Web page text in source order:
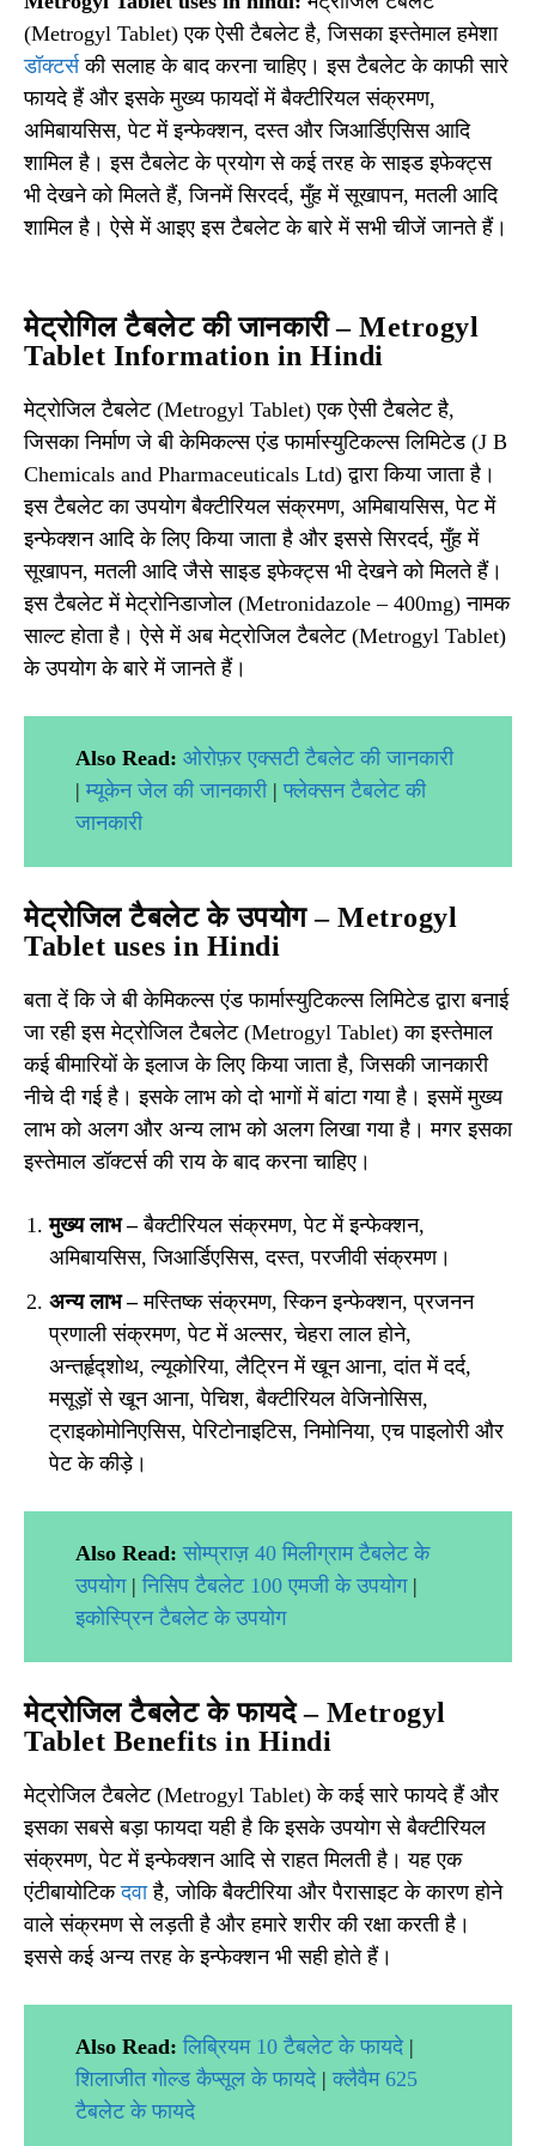
(Metrogyl Tablet) एक ऐसी टैबलेट है, जिसका इस्तेमाल हमेशा
डॉक्टर्सकी सलाह के बाद करना चाहिए। इस टैबलेट के काफी सारे
फायदे हैं और इसके मुख्य फायदों में बैक्टीरियल संक्रमण,
अमिबायसिस, पेट में इन्फेक्शन, दस्त और जिआर्डिएसिस आदि
शामिल है। इस टैबलेट के प्रयोग से कई तरह के साइड इफेक्ट्स
भी देखने को मिलते हैं, जिनमें सिरदर्द, मुँह में सूखापन, मतली आदि
शामिल है। ऐसे में आइए इस टैबलेट के बारे में सभी चीजें जानते हैं।
मेट्रोगिल टैबलेट की जानकारी – Metrogyl
Tablet Information in Hindi
मेट्रोजिल टैबलेट (Metrogyl Tablet) एक ऐसी टैबलेट है,
जिसका निर्माण जे बी केमिकल्स एंड फार्मास्युटिकल्स लिमिटेड (J B
Chemicals and Pharmaceuticals Ltd) द्वारा किया जाता है।
इस टैबलेट का उपयोग बैक्टीरियल संक्रमण, अमिबायसिस, पेट में
इन्फेक्शन आदि के लिए किया जाता है और इससे सिरदर्द, मुँह में
सूखापन, मतली आदि जैसे साइड इफेक्ट्स भी देखने को मिलते हैं।
इस टैबलेट में मेट्रोनिडाजोल (Metronidazole – 400mg) नामक
साल्ट होता है। ऐसे में अब मेट्रोजिल टैबलेट (Metrogyl Tablet)
के उपयोग के बारे में जानते हैं।
Also Read: ओरोफ़र एक्सटी टैबलेट की जानकारी
| म्यूकेन जेल की जानकारी| फ्लेक्सन टैबलेट की
जानकारी
मेट्रोजिल टैबलेट के उपयोग – Metrogyl
Tablet uses in Hindi
बता दें कि जे बी केमिकल्स एंड फार्मास्युटिकल्स लिमिटेड द्वारा बनाई
जा रही इस मेट्रोजिल टैबलेट (Metrogyl Tablet) का इस्तेमाल
कई बीमारियों के इलाज के लिए किया जाता है, जिसकी जानकारी
नीचे दी गई है। इसके लाभ को दो भागों में बांटा गया है। इसमें मुख्य
लाभ को अलग और अन्य लाभ को अलग लिखा गया है। मगर इसका
इस्तेमाल डॉक्टर्स की राय के बाद करना चाहिए।
मुख्य लाभ –बैक्टीरियल संक्रमण, पेट में इन्फेक्शन,
अमिबायसिस, जिआर्डिएसिस, दस्त, परजीवी संक्रमण।
अन्य लाभ –मस्तिष्क संक्रमण, स्किन इन्फेक्शन, प्रजनन
प्रणाली संक्रमण, पेट में अल्सर, चेहरा लाल होने,
अन्तर्हृद्शोथ, ल्यूकोरिया, लैट्रिन में खून आना, दांत में दर्द,
मसूड़ों से खून आना, पेचिश, बैक्टीरियल वेजिनोसिस,
ट्राइकोमोनिएसिस, पेरिटोनाइटिस, निमोनिया, एच पाइलोरी और
पेट के कीड़े।
Also Read: सोम्प्राज़ 40 मिलीग्राम टैबलेट के
उपयोग| निसिप टैबलेट 100 एमजी के उपयोग|
इकोस्प्रिन टैबलेट के उपयोग
मेट्रोजिल टैबलेट के फायदे – Metrogyl
Tablet Benefits in Hindi
मेट्रोजिल टैबलेट (Metrogyl Tablet) के कई सारे फायदे हैं और
इसका सबसे बड़ा फायदा यही है कि इसके उपयोग से बैक्टीरियल
संक्रमण, पेट में इन्फेक्शन आदि से राहत मिलती है। यह एक
एंटीबायोटिकदवाहै, जोकि बैक्‍टीरिया और पैरासाइट के कारण होने
वाले संक्रमण से लड़ती है और हमारे शरीर की रक्षा करती है।
इससे कई अन्य तरह के इन्फेक्शन भी सही होते हैं।
Also Read: लिब्रियम 10 टैबलेट के फायदे|
शिलाजीत गोल्ड कैप्सूल के फायदे| क्लैवैम 625
टैबलेट के फायदे